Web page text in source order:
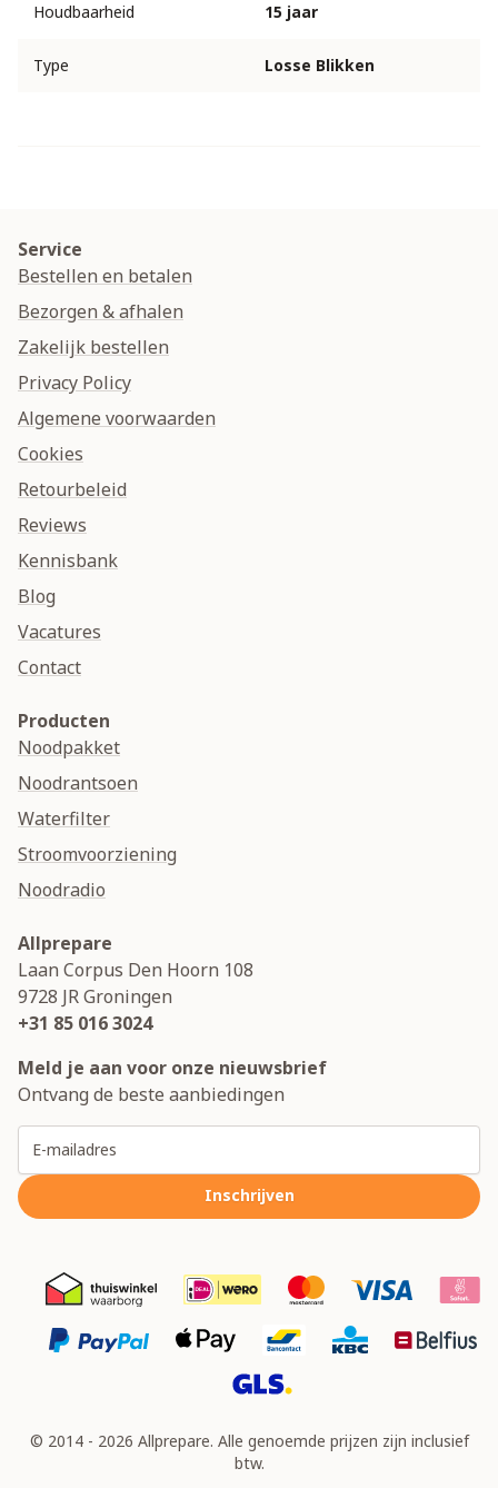
Houdbaarheid 15 jaar
Type Losse Blikken
Service
Bestellen en betalen
Bezorgen & afhalen
Zakelijk bestellen
Privacy Policy
Algemene voorwaarden
Cookies
Retourbeleid
Reviews
Kennisbank
Blog
Vacatures
Contact
Producten
Noodpakket
Noodrantsoen
Waterfilter
Stroomvoorziening
Noodradio
Allprepare
Laan Corpus Den Hoorn 108
9728 JRGroningen
+31 85 016 3024
Meld je aan voor onze nieuwsbrief
Ontvang de beste aanbiedingen
Inschrijven
© 2014 - 2026 Allprepare. Alle genoemde prijzen zijn inclusief
btw.